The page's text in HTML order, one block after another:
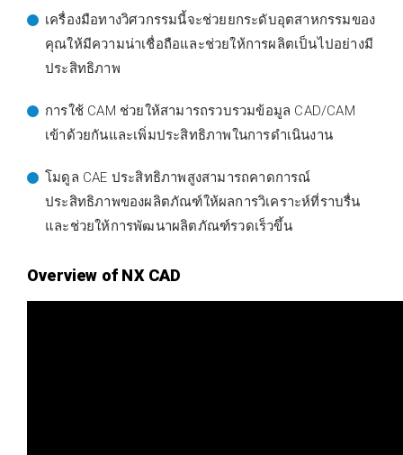
เครื่องมือทางวิศวกรรมนี้จะช่วยยกระดับอุตสาหกรรมของ
คุณให้มีความน่าเชื่อถือและช่วยให้การผลิตเป็นไปอย่างมี
ประสิทธิภาพ
การใช้ CAM ช่วยให้สามารถรวบรวมข้อมูล CAD/CAM
เข้าด้วยกันและเพิ่มประสิทธิภาพในการดำเนินงาน
โมดูล CAE ประสิทธิภาพสูงสามารถคาดการณ์
ประสิทธิภาพของผลิตภัณฑ์ให้ผลการวิเคราะห์ที่ราบรื่น
และช่วยให้การพัฒนาผลิตภัณฑ์รวดเร็วขึ้น
Overview of NX CAD